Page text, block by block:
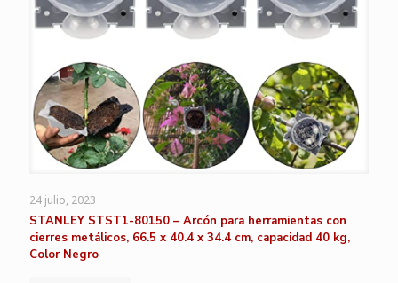
24 julio, 2023
STANLEY STST1-80150 – Arcón para herramientas con
cierres metálicos, 66.5 x 40.4 x 34.4 cm, capacidad 40 kg,
Color Negro